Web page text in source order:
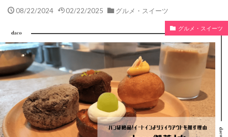
08/22/2024 02/22/2025 グルメ・スイーツ
グルメ・スイーツ